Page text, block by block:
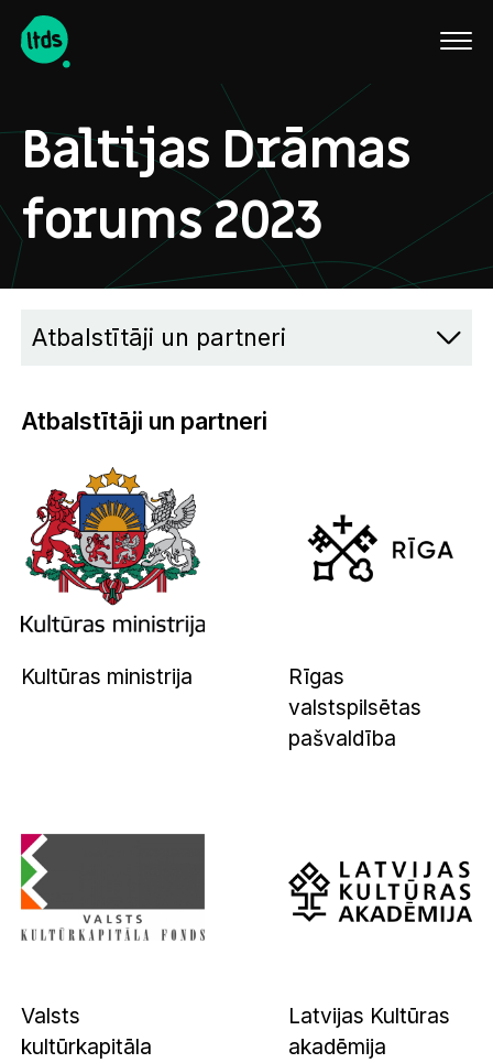
Baltijas Drāmas
forums 2023
Atbalstītāji un partneri
Atbalstītāji un partneri
Kultūras ministrija
Rīgas
valstspilsētas
pašvaldība
Valsts
kultūrkapitāla
Latvijas Kultūras
akadēmija